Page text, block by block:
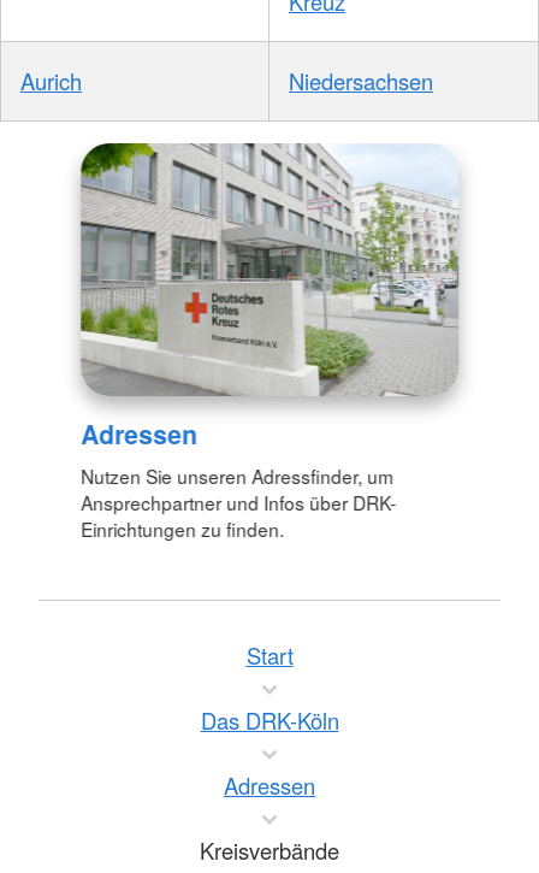
Aurich Niedersachsen
Adressen
Nutzen Sie unseren Adressfinder, um
Ansprechpartner und Infos über DRK-
Einrichtungen zu finden.
Start
Das DRK-Köln
Adressen
Kreisverbände